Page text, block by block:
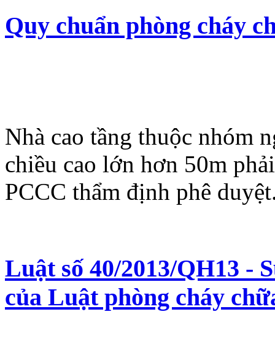
Quy chuẩn phòng cháy
Nhà cao tầng thuộc nhóm
chiều cao lớn hơn 50m
PCCC thẩm định phê
Luật số 40/2013/QH13 -
của Luật phòng cháy